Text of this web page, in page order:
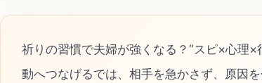
祈りの習慣で夫婦が強くなる？“スピ×心理
動へつなげるでは、相手を急かさず、原因